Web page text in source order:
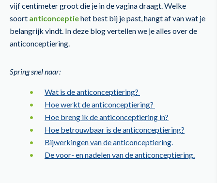
vijf centimeter groot die je in de vagina draagt. Welke
soort anticonceptiehet best bij je past, hangt af van wat je
belangrijk vindt. In deze blog vertellen we je alles over de
anticonceptiering.
Spring snel naar:
Wat is de anticonceptiering?
Hoe werkt de anticonceptiering?
Hoe breng ik de anticonceptiering in?
Hoe betrouwbaar is de anticonceptiering?
Bijwerkingen van de anticonceptiering.
De voor- en nadelen van de anticonceptiering.